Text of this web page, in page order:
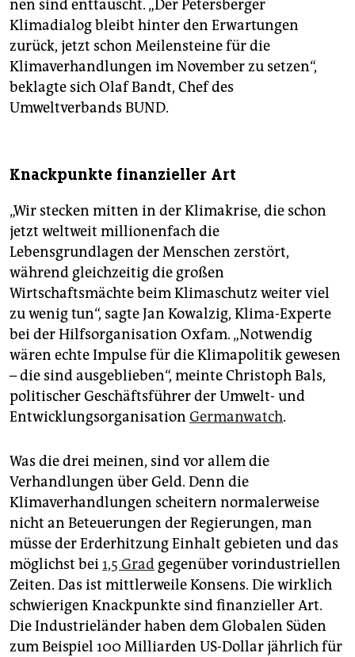
nen sind enttäuscht. „Der Petersberger
Klimadialog bleibt hinter den Erwartungen
zurück, jetzt schon Meilensteine für die
Klimaverhandlungen im November zu setzen“,
beklagte sich Olaf Bandt, Chef des
Umweltverbands BUND.
Knackpunkte finanzieller Art
„Wir stecken mitten in der Klimakrise, die schon
jetzt weltweit millionenfach die
Lebensgrundlagen der Menschen zerstört,
während gleichzeitig die großen
Wirtschaftsmächte beim Klimaschutz weiter viel
zu wenig tun“, sagte Jan Kowalzig, Klima-Experte
bei der Hilfsorganisation Oxfam. „Notwendig
wären echte Impulse für die Klimapolitik gewesen
– die sind ausgeblieben“, meinte Christoph Bals,
politischer Geschäftsführer der Umwelt- und
Entwicklungsorganisation Germanwatch.
Was die drei meinen, sind vor allem die
Verhandlungen über Geld. Denn die
Klimaverhandlungen scheitern normalerweise
nicht an Beteuerungen der Regierungen, man
müsse der Erderhitzung Einhalt gebieten und das
möglichst bei1,5 Grad gegenüber vorindustriellen
Zeiten. Das ist mittlerweile Konsens. Die wirklich
schwierigen Knackpunkte sind finanzieller Art.
Die Industrieländer haben dem Globalen Süden
zum Beispiel 100 Milliarden US-Dollar jährlich für